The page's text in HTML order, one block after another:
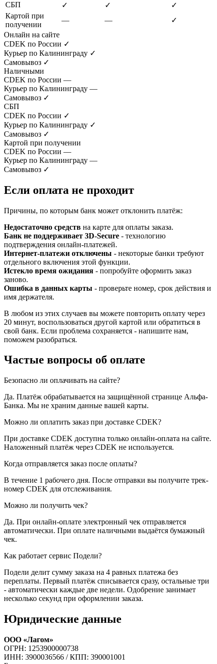
СБП ✓ ✓
✓
Картой при
получении
— —
✓
Онлайн на сайте
CDEK по России ✓
Курьер по Калининграду ✓
Самовывоз ✓
Наличными
CDEK по России —
Курьер по Калининграду —
Самовывоз ✓
СБП
CDEK по России ✓
Курьер по Калининграду ✓
Самовывоз ✓
Картой при получении
CDEK по России —
Курьер по Калининграду —
Самовывоз ✓
Если оплата не проходит
Причины, по которым банк может отклонить платёж:
Недостаточно средств на карте для оплаты заказа.
Банк не поддерживает 3D-Secure - технологию
подтверждения онлайн-платежей.
Интернет-платежи отключены - некоторые банки требуют
отдельного включения этой функции.
Истекло время ожидания - попробуйте оформить заказ
заново.
Ошибка в данных карты - проверьте номер, срок действия и
имя держателя.
В любом из этих случаев вы можете повторить оплату через
20 минут, воспользоваться другой картой или обратиться в
свой банк. Если проблема сохраняется - напишите нам,
поможем разобраться.
Частые вопросы об оплате
Безопасно ли оплачивать на сайте?
Да. Платёж обрабатывается на защищённой странице Альфа-
Банка. Мы не храним данные вашей карты.
Можно ли оплатить заказ при доставке CDEK?
При доставке CDEK доступна только онлайн-оплата на сайте.
Наложенный платёж через CDEK не используется.
Когда отправляется заказ после оплаты?
В течение 1 рабочего дня. После отправки вы получите трек-
номер CDEK для отслеживания.
Можно ли получить чек?
Да. При онлайн-оплате электронный чек отправляется
автоматически. При оплате наличными выдаётся бумажный
чек.
Как работает сервис Подели?
Подели делит сумму заказа на 4 равных платежа без
переплаты. Первый платёж списывается сразу, остальные три
- автоматически каждые две недели. Одобрение занимает
несколько секунд при оформлении заказа.
Юридические данные
ООО «Лагом»
ОГРН: 1253900000738
ИНН: 3900036566 / КПП: 390001001